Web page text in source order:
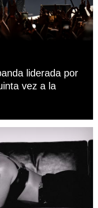
liderada por
vez a la